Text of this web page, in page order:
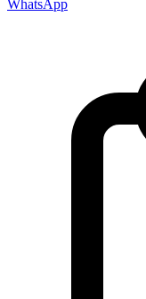
WhatsApp